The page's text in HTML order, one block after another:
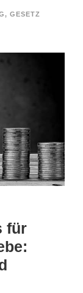
, GESETZ
für